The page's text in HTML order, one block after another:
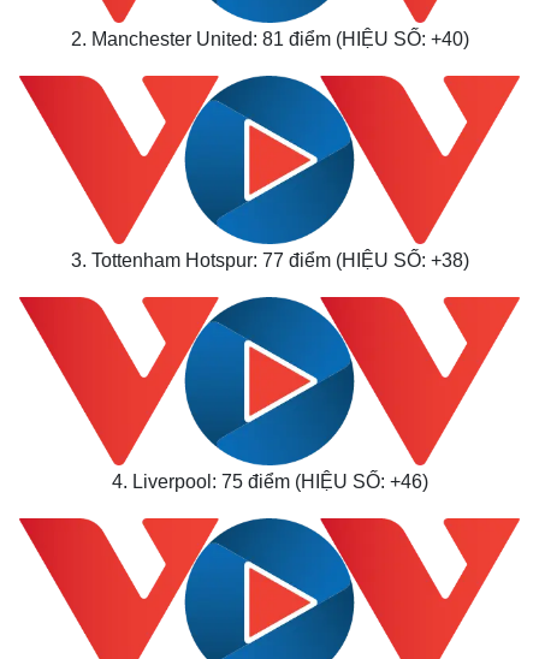
2. Manchester United: 81 điểm (HIỆU SỐ: +40)
3. Tottenham Hotspur: 77 điểm (HIỆU SỐ: +38)
4. Liverpool: 75 điểm (HIỆU SỐ: +46)